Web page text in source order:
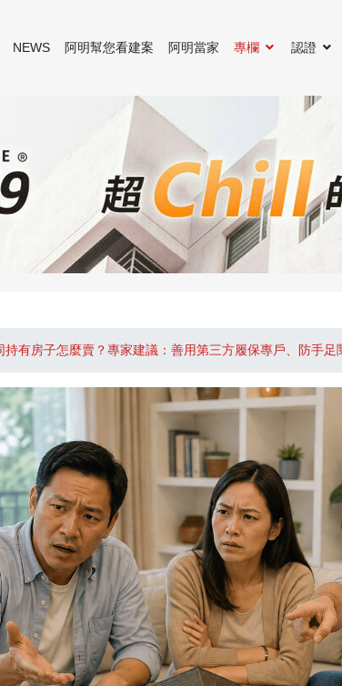
NEWS 阿明幫您看建案 阿明當家 專欄 認證
持有房子怎麼賣？專家建議：善用第三方履保專戶、防手足